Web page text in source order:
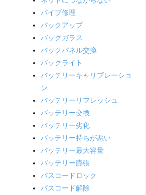
バイブ修理
バックアップ
バックガラス
バックパネル交換
バックライト
バッテリーキャリブレーショ
ン
バッテリーリフレッシュ
バッテリー交換
バッテリー劣化
バッテリー持ちが悪い
バッテリー最大容量
バッテリー膨張
パスコードロック
パスコード解除